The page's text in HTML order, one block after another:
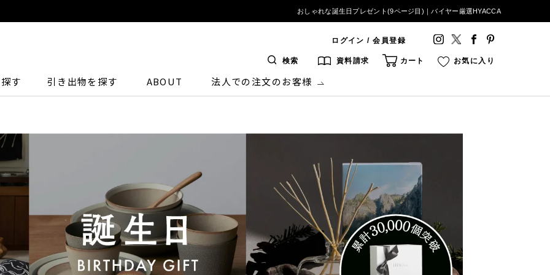
おしゃれな誕生日プレゼント(9ページ目)｜バイヤー厳選HYACCA
ログイン / 会員登録
検索 資料請求 カート お気に入り
す 引き出物を探す ABOUT 法人での注文のお客様